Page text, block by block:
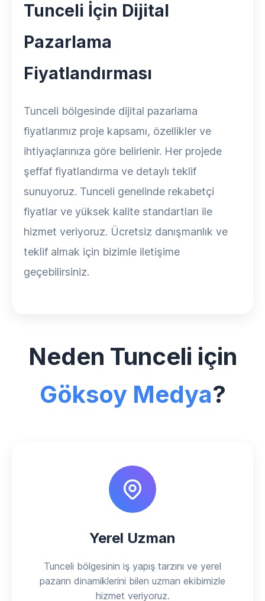
Tunceli İçin Dijital
Pazarlama
Fiyatlandırması
Tunceli bölgesinde dijital pazarlama
fiyatlarımız proje kapsamı, özellikler ve
ihtiyaçlarınıza göre belirlenir. Her projede
şeffaf fiyatlandırma ve detaylı teklif
sunuyoruz. Tunceli genelinde rekabetçi
fiyatlar ve yüksek kalite standartları ile
hizmet veriyoruz. Ücretsiz danışmanlık ve
teklif almak için bizimle iletişime
geçebilirsiniz.
Neden Tunceli için
Göksoy Medya?
Yerel Uzman
Tunceli bölgesinin iş yapış tarzını ve yerel
pazarın dinamiklerini bilen uzman ekibimizle
hizmet veriyoruz.